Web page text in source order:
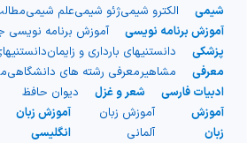
شیمی
الکترو شیمیژئو شیمیعلم شیمی
آموزش برنامه نویسی
آموزش برنامه نویسی
پزشکی
دانستنیهای بارداری و زایمان
معرفی
مشاهیرمعرفی رشته های دانشگاهی
ادبیات فارسی
شعر و غزل
دیوان حافظ
آموزش
زبان
آموزش زبان
آلمانی
آموزش زبان
انگلیسی